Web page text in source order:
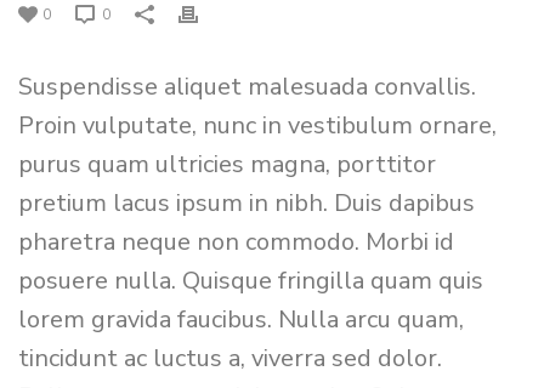
0 0
Suspendisse aliquet malesuada convallis.
Proin vulputate, nunc in vestibulum ornare,
purus quam ultricies magna, porttitor
pretium lacus ipsum in nibh. Duis dapibus
pharetra neque non commodo. Morbi id
posuere nulla. Quisque fringilla quam quis
lorem gravida faucibus. Nulla arcu quam,
tincidunt ac luctus a, viverra sed dolor.